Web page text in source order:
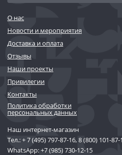
О нас
Новости и мероприятия
Доставка и оплата
Отзывы
Наши проекты
Привилегии
Контакты
Политика обработки
персональных данных
Наш интернет-магазин
Тел.:+ 7 (495) 797-87-16,8 (800) 101-87-
WhatsApp:+7 (985) 730-12-15